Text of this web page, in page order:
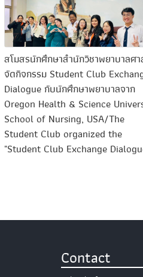
สโมสรนักศึกษาสำนักวิชาพยาบาลศ
จัดกิจกรรม Student Club
Dialogue กับนักศึกษาพยาบาลจาก
Oregon Health & Science
School of Nursing, USA/The
Student Club organized the
"Student Club Exchange
Contact